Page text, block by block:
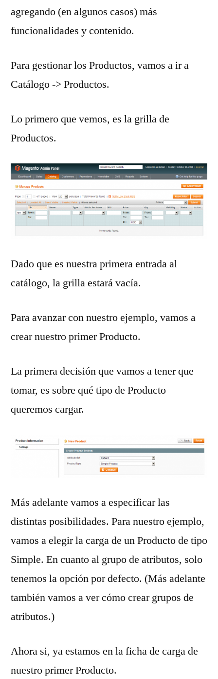
agregando (en algunos casos) más
funcionalidades y contenido.
Para gestionar los Productos, vamos a ir a
Catálogo -> Productos.
Lo primero que vemos, es la grilla de
Productos.
Dado que es nuestra primera entrada al
catálogo, la grilla estará vacía.
Para avanzar con nuestro ejemplo, vamos a
crear nuestro primer Producto.
La primera decisión que vamos a tener que
tomar, es sobre qué tipo de Producto
queremos cargar.
Más adelante vamos a especificar las
distintas posibilidades. Para nuestro ejemplo,
vamos a elegir la carga de un Producto de tipo
Simple. En cuanto al grupo de atributos, solo
tenemos la opción por defecto. (Más adelante
también vamos a ver cómo crear grupos de
atributos.)
Ahora si, ya estamos en la ficha de carga de
nuestro primer Producto.